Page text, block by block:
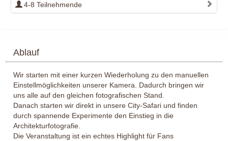
4-8 Teilnehmende
Ablauf
Wir starten mit einer kurzen Wiederholung zu den manuellen
Einstellmöglichkeiten unserer Kamera. Dadurch bringen wir
uns alle auf den gleichen fotografischen Stand.
Danach starten wir direkt in unsere City-Safari und finden
durch spannende Experimente den Einstieg in die
Architekturfotografie.
Die Veranstaltung ist ein echtes Highlight für Fans